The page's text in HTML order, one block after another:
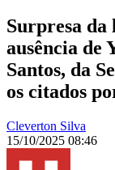
Surpresa
ausência de
Santos, da
os citados
Cleverton Silva
15/10/2025 08:46